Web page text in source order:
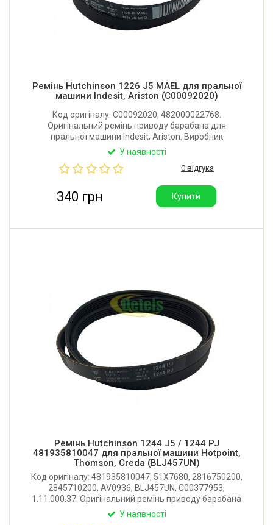
Ремінь Hutchinson 1226 J5 MAEL для пральної
машини Indesit, Ariston (C00092020)
Код оригіналу: C00092020, 482000022768.
Оригінальний ремінь приводу барабана для
пральної машини Indesit, Ariston. Виробник
Hutchinson (Франція).
У наявності
0 відгука
340 грн Купити
Ремінь Hutchinson 1244 J5 / 1244 PJ
481935810047 для пральної машини Hotpoint,
Thomson, Creda (BLJ457UN)
Код оригіналу: 481935810047, 51X7680, 2816750200,
2845710200, AV0936, BLJ457UN, C00377953,
1.11.000.37. Оригінальний ремінь приводу барабана
для пральної машини Hotpoint, Thomson, Creda.
У наявності